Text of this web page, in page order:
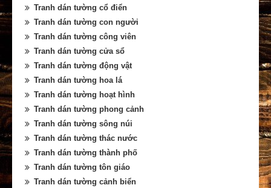
Tranh dán tường cổ điển
Tranh dán tường con người
Tranh dán tường công viên
Tranh dán tường cửa sổ
Tranh dán tường động vật
Tranh dán tường hoa lá
Tranh dán tường hoạt hình
Tranh dán tường phong cảnh
Tranh dán tường sông núi
Tranh dán tường thác nước
Tranh dán tường thành phố
Tranh dán tường tôn giáo
Tranh dán tường cảnh biển